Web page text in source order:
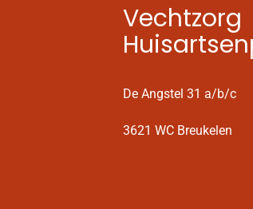
Vechtzorg
De Angstel 31 a/b/c
3621 WC Breukelen